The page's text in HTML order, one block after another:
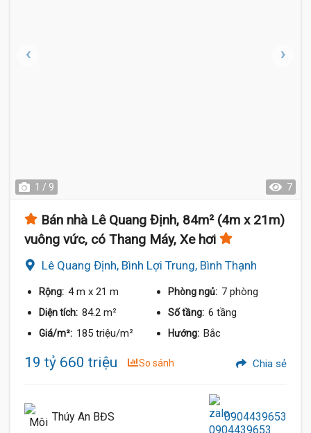
1 / 9 7
Bán nhà Lê Quang Định, 84m² (4m x 21m)
vuông vức, có Thang Máy, Xe hơi
Lê Quang Định, Bình Lợi Trung, Bình Thạnh
Rộng: 4 m x 21 m Phòng ngủ: 7 phòng
Diện tích: 84.2 m² Số tầng: 6 tầng
Giá/m²: 185 triệu/m² Hướng: Bắc
19 tỷ 660 triệu So sánh Chia sẻ
Thúy An BĐS 0904439653